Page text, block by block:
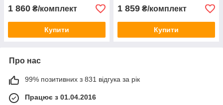
1 860 ₴/комплект
Купити
1 859 ₴/комплект
Купити
Про нас
99% позитивних з 831 відгука за рік
Працює з 01.04.2016